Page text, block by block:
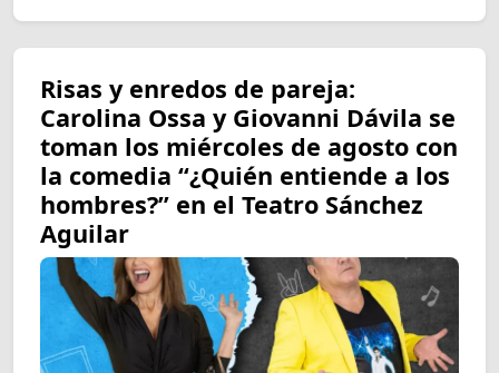
Risas y enredos de pareja:
Carolina Ossa y Giovanni Dávila se
toman los miércoles de agosto con
la comedia “¿Quién entiende a los
hombres?” en el Teatro Sánchez
Aguilar